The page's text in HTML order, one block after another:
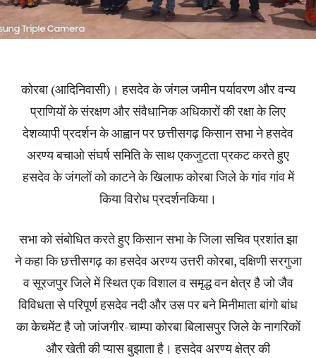
कोरबा (आदिनिवासी)। हसदेव के जंगल जमीन पर्यावरण और वन्य
प्राणियों के संरक्षण और संवैधानिक अधिकारों की रक्षा के लिए
देशव्यापी प्रदर्शन के आह्वान पर छत्तीसगढ़ किसान सभा ने हसदेव
अरण्य बचाओ संघर्ष समिति के साथ एकजुटता प्रकट करते हुए
हसदेव के जंगलों को काटने के खिलाफ कोरबा जिले के गांव गांव में
किया विरोध प्रदर्शनकिया।
सभा को संबोधित करते हुए किसान सभा के जिला सचिव प्रशांत झा
ने कहा कि छत्तीसगढ़ का हसदेव अरण्य उत्तरी कोरबा, दक्षिणी सरगुजा
व सूरजपुर जिले में स्थित एक विशाल व समृद्ध वन क्षेत्र है जो जैव
विविधता से परिपूर्ण हसदेव नदी और उस पर बने मिनीमाता बांगो बांध
का केचमेंट है जो जांजगीर-चाम्पा कोरबा बिलासपुर जिले के नागरिकों
और खेती की प्यास बुझाता है। हसदेव अरण्य क्षेत्र की